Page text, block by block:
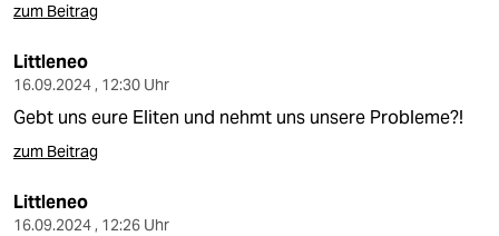
zum Beitrag
Littleneo
16.09.2024 , 12:30 Uhr
Gebt uns eure Eliten und nehmt uns unsere Probleme?!
zum Beitrag
Littleneo
16.09.2024 , 12:26 Uhr